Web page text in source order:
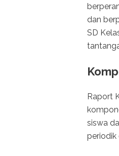
dan
SD
Raport
siswa
periodik